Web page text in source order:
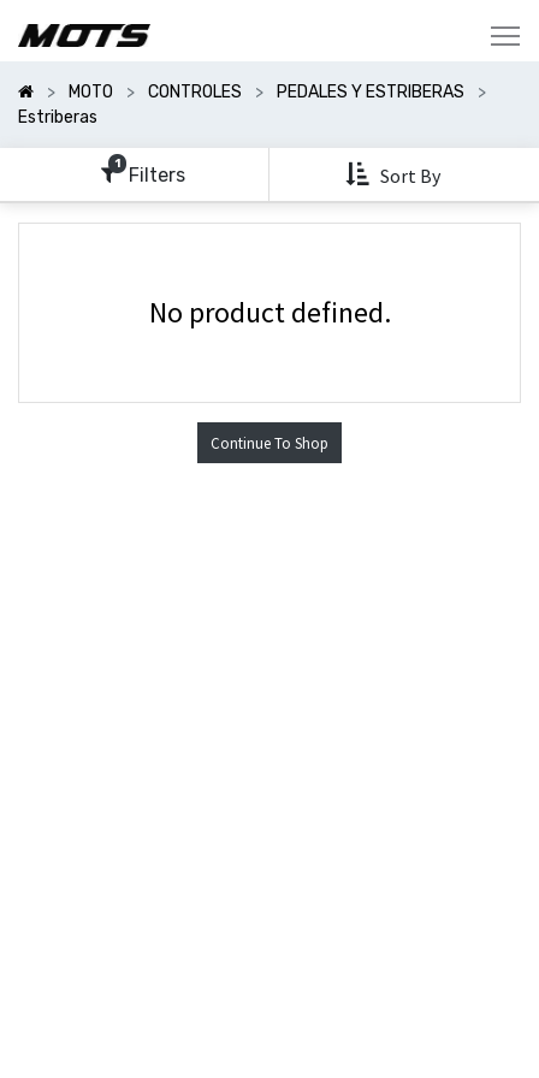
MOTO CONTROLES
PEDALES Y ESTRIBERAS
Estriberas
1 Filters Sort By
Categorías
Mostrar
Opciones
No product defined.
Continue To Shop